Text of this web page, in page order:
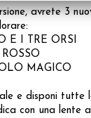
avrete 3
E I TRE ORSI
MAGICO
e disponi tutte
con una lente